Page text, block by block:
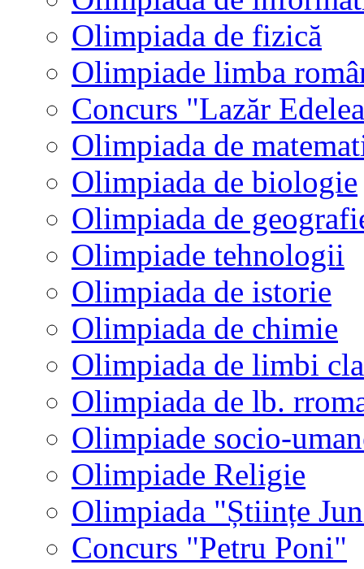
Olimpiada de fizică
Olimpiade limba
Concurs "Lazăr
Olimpiada de
Olimpiada de biologie
Olimpiada de
Olimpiade tehnologii
Olimpiada de istorie
Olimpiada de chimie
Olimpiada de limbi
Olimpiada de lb.
Olimpiade socio-
Olimpiade Religie
Olimpiada "Științe
Concurs "Petru Poni"